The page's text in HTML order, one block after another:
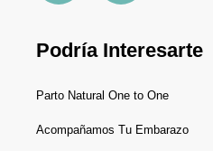
Podría Interesarte
Parto Natural One to One
Acompañamos Tu Embarazo